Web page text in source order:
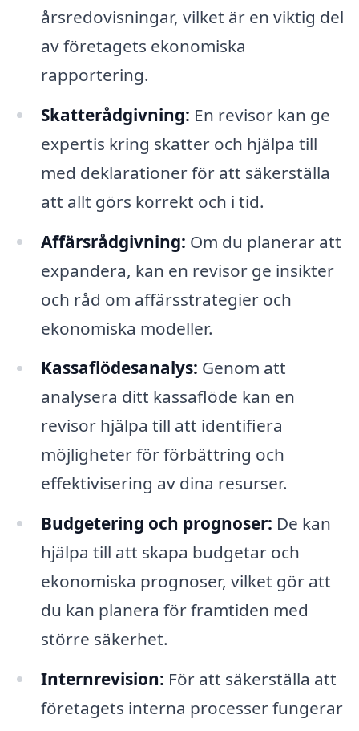
årsredovisningar, vilket är en viktig del
av företagets ekonomiska
rapportering.
Skatterådgivning: En revisor kan ge
expertis kring skatter och hjälpa till
med deklarationer för att säkerställa
att allt görs korrekt och i tid.
Affärsrådgivning: Om du planerar att
expandera, kan en revisor ge insikter
och råd om affärsstrategier och
ekonomiska modeller.
Kassaflödesanalys: Genom att
analysera ditt kassaflöde kan en
revisor hjälpa till att identifiera
möjligheter för förbättring och
effektivisering av dina resurser.
Budgetering och prognoser: De kan
hjälpa till att skapa budgetar och
ekonomiska prognoser, vilket gör att
du kan planera för framtiden med
större säkerhet.
Internrevision: För att säkerställa att
företagets interna processer fungerar